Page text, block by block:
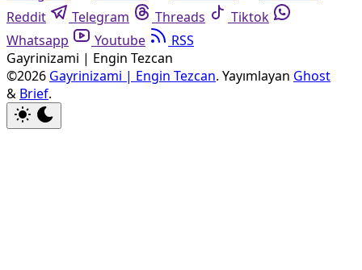
Reddit
Telegram Threads
Tiktok
Whatsapp
Youtube
RSS
Gayrinizami | Engin Tezcan
©2026 Gayrinizami | Engin Tezcan. Yayımlayan Ghost
& Brief.